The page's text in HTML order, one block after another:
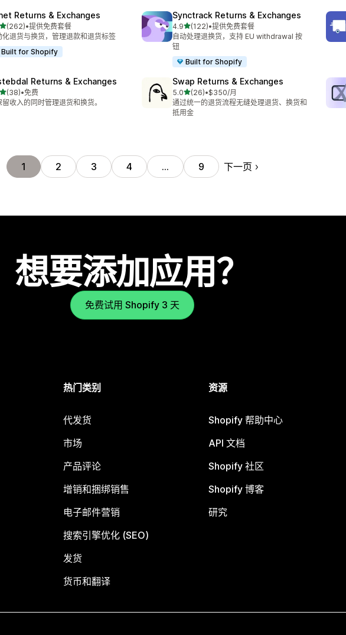
Returns & Exchanges
星（满分 5 星）
(262)
262 条评论
•提供免费套餐
化退货与换货，管理退款和退货标签
Built for Shopify
Synctrack Returns & Exchanges
4.9星（满分 5 星）
(122)
总共 122 条评论
•提供免费套餐
自动处理退换货，支持 EU withdrawal 按
钮
Built for Shopify
Returns & Exchanges
星（满分 5 星）
(38)
38 条评论
•免费
留收入的同时管理退货和换货。
Swap Returns & Exchanges
5.0星（满分 5 星）
(26)
总共 26 条评论
•$350/月
通过统一的退货流程无缝处理退货、换货和
抵用金
1 2 3 4 … 9 下一页
想要添加应用？
免费试用 Shopify 3 天
热门类别
代发货
市场
产品评论
增销和捆绑销售
电子邮件营销
搜索引擎优化 (SEO)
发货
货币和翻译
资源
Shopify 帮助中心
API 文档
Shopify 社区
Shopify 博客
研究